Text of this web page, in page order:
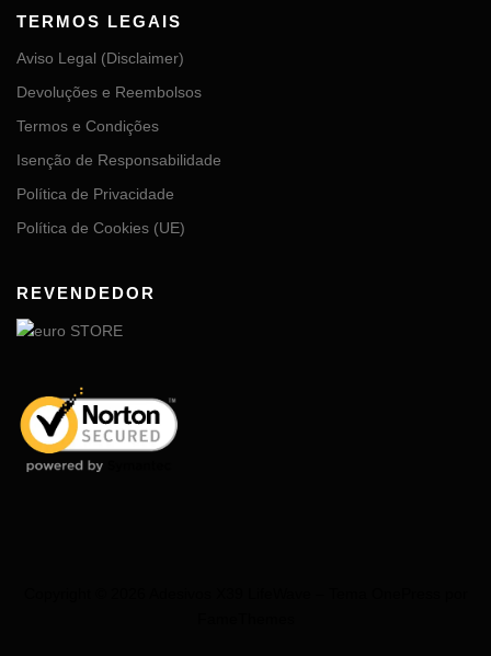
TERMOS LEGAIS
Aviso Legal (Disclaimer)
Devoluções e Reembolsos
Termos e Condições
Isenção de Responsabilidade
Política de Privacidade
Política de Cookies (UE)
REVENDEDOR